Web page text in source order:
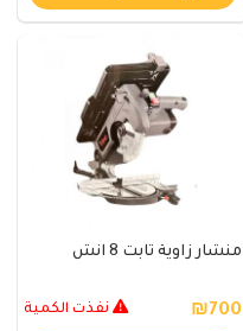
منشار زاوية ثابت 8 انش
₪700 نفذت الكمية